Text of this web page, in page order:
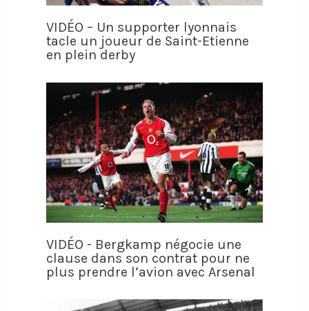
VIDÉO – Un supporter lyonnais
tacle un joueur de Saint-Etienne
en plein derby
VIDÉO - Bergkamp négocie une
clause dans son contrat pour ne
plus prendre l’avion avec Arsenal